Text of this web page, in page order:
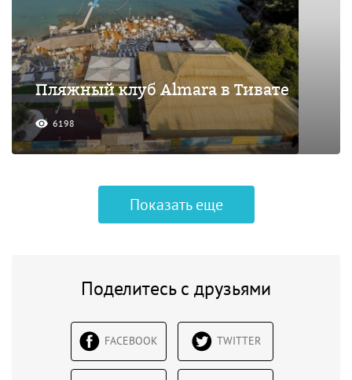
Пляжный клуб Almara в Тивате
6198
Показать еще
Поделитесь с друзьями
FACEBOOK TWITTER